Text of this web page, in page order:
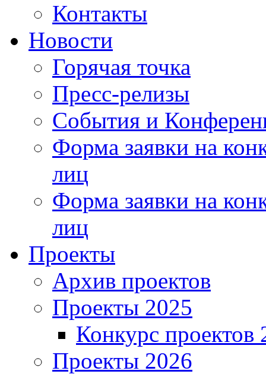
Контакты
Новости
Горячая точка
Пресс-релизы
События и
Форма заявки на
лиц
Форма заявки на
лиц
Проекты
Архив проектов
Проекты 2025
Конкурс проектов
Проекты 2026